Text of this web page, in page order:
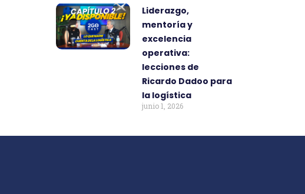
Liderazgo,
mentoría y
excelencia
operativa:
lecciones de
Ricardo Dadoo para
la logística
junio 1, 2026